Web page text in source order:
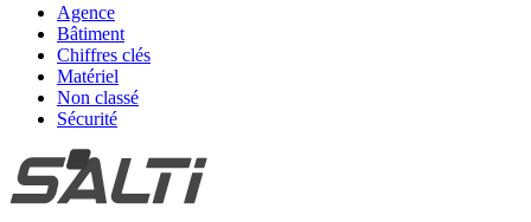
Agence
Bâtiment
Chiffres clés
Matériel
Non classé
Sécurité